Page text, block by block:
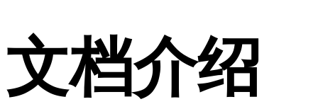
文档介绍